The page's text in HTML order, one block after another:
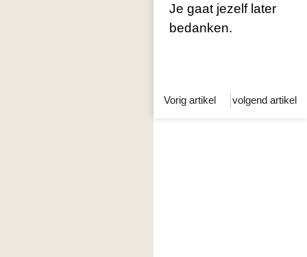
Je gaat jezelf later
bedanken.
Vorig artikel volgend artikel